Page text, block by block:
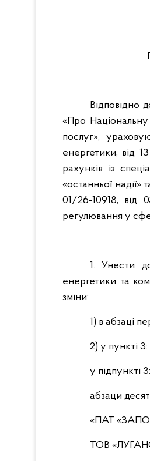
Відповідно
«Про
послуг»,
енергетики, від
рахунків із
«останньої
01/26-10918, від
регулювання у
1. Унести
енергетики та
зміни:
1) в абзаці
2) у пункті 3:
у підпункті 3:
абзаци
«ПАТ
ТОВ